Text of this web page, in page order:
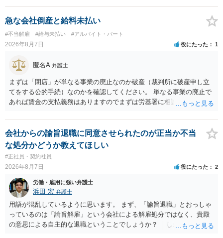
の確保の他に何か企業側にメリットがあるのでしょうか？ →企業側の
メリットは分かりかねますが、ご質問者様が業務を受託する側のお立
場であれば、自動更新で契約が延長されると、企業側は報酬を支払う
義務を負うことになるので（ご質問者様も業務を提供する義務を負
う）、放置をすることは望ましい状態ではないと思料いたします。
急な会社倒産と給料未払い
#不当解雇 #給与未払い #アルバイト・パート
2026年8月7日 役にたった 1
匿名A 弁護士
まずは「閉店」が単なる事業の廃止なのか破産（裁判所に破産申し立
てをする公的手続）なのかを確認してください。 単なる事業の廃止で
あれば賃金の支払義務はありますのでまずは労基署に相談してくださ
しいかもしれませんが）賃金などの労働債権は他の債務より優先して
支払われます。ただし支払までにかなり時間がかかるでしょう。 さら
に、「独立行政法人労働者健康安全機構 」という公的機関が未払賃金
の立替事業を行っています。詳しくは、同機構の＜未払賃金立替払相
談コーナー＞ TEL 044-431-8663 相談時間：土日祝日を除く9:15～1
7:00 に相談してみてください。同じように未払となった他の従業員の
方がいれば一緒に相談してみるといいでしょう。
会社からの諭旨退職に同意させられたのが正当か不当
な処分かどうか教えてほしい
#正社員・契約社員
2026年8月7日 役にたった 2
労働・雇用に強い弁護士
浜田 宏 弁護士
用語が混乱しているように思います。 まず、「諭旨退職」とおっしゃ
っているのは「諭旨解雇」という会社による解雇処分ではなく、貴殿
の意思による自主的な退職ということでしょうか？ しかし、記載さ